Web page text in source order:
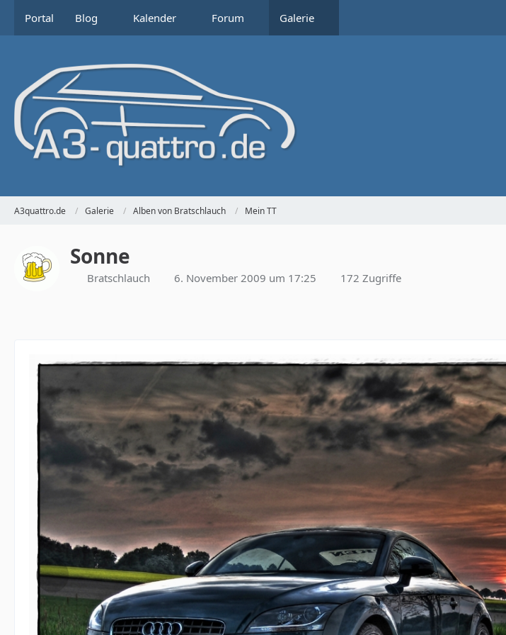
Portal Blog Kalender Forum Galerie
A3quattro.de Galerie Alben von Bratschlauch Mein TT
Sonne
Bratschlauch 6. November 2009 um 17:25 172 Zugriffe